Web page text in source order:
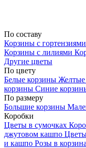
По составу
Корзины с гортензиями
Корзины с лилиями
Другие цветы
По цвету
Белые корзины Желтые
корзины Синие
По размеру
Большие корзины
Коробки
Цветы в сумочках
джутовом кашпо
и кашпо Розы в